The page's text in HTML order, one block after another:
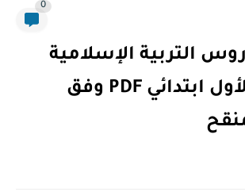
0
التربية الإسلامية
المستوى الأول ابتدائي PDF وفق